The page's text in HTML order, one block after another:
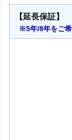
【延長保証】
※5年/8年をご希